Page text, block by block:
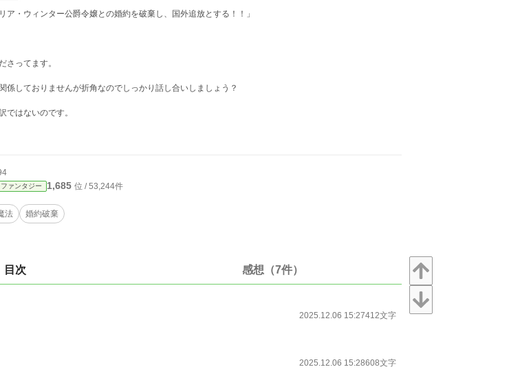
ア・ウィンター公爵令嬢との婚約を破棄し、国外追放とする！！」
さってます。
係しておりませんが折角なのでしっかり話し合いしましょう？
ではないのです。
ファンタジー 1,685 位 / 53,244件
法 婚約破棄
目次 感想（7件）
2025.12.06 15:27412文字
2025.12.06 15:28608文字